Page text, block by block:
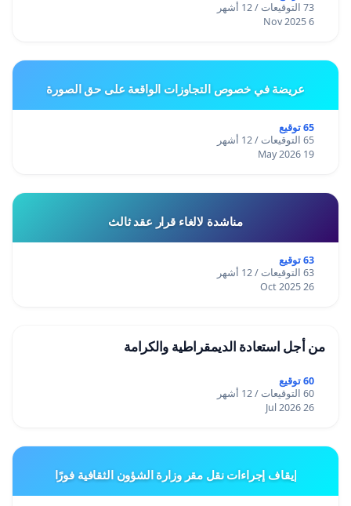
73 التوقيعات / 12 أشهر
6 Nov 2025
عريضة في خصوص التجاوزات الواقعة على حق الصورة
65 توقيع
65 التوقيعات / 12 أشهر
19 May 2026
مناشدة لالغاء قرار عقد ثالث
63 توقيع
63 التوقيعات / 12 أشهر
26 Oct 2025
من أجل استعادة الديمقراطية والكرامة
60 توقيع
60 التوقيعات / 12 أشهر
26 Jul 2026
إيقاف إجراءات نقل مقر وزارة الشؤون الثقافية فورًا